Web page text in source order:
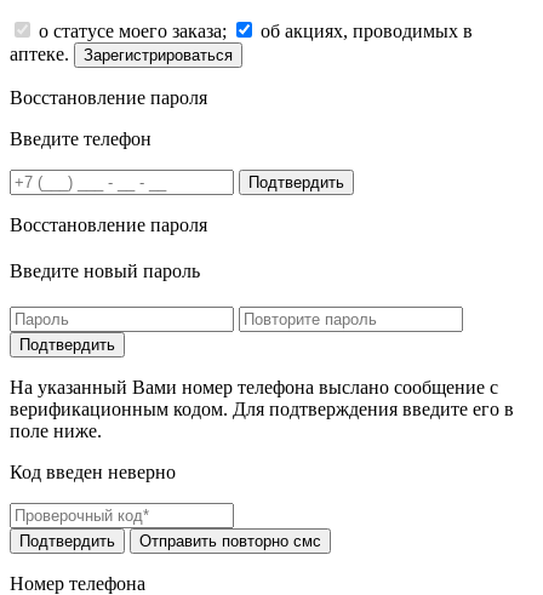
о статусе моего заказа;
об акциях, проводимых в
аптеке.
Зарегистрироваться
Восстановление пароля
Введите телефон
Подтвердить
Восстановление пароля
Введите новый пароль
На указанный Вами номер телефона выслано сообщение с
верификационным кодом. Для подтверждения введите его в
поле ниже.
Код введен неверно
Номер телефона